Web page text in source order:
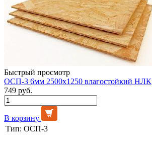
Быстрый просмотр
ОСП-3 6мм 2500х1250 влагостойкий НЛК
749 руб.
В корзину
Тип: ОСП-3